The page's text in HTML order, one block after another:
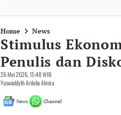
Home News
Stimulus
Penulis dan
26 Mei 2026, 15:48 WIB
Yuswialdyth Ardelia Almira
News Channel